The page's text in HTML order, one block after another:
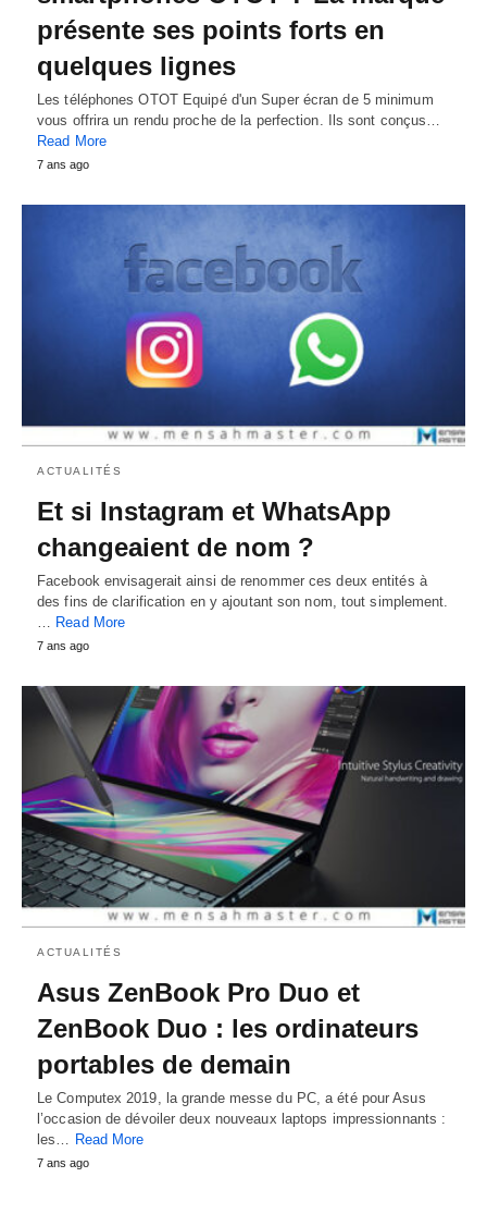
présente ses points forts en
quelques lignes
Les téléphones OTOT Equipé d'un Super écran de 5 minimum
vous offrira un rendu proche de la perfection. Ils sont conçus…
Read More
7 ans ago
ACTUALITÉS
Et si Instagram et WhatsApp
changeaient de nom ?
Facebook envisagerait ainsi de renommer ces deux entités à
des fins de clarification en y ajoutant son nom, tout simplement.
Read More
7 ans ago
ACTUALITÉS
Asus ZenBook Pro Duo et
ZenBook Duo : les ordinateurs
portables de demain
Le Computex 2019, la grande messe du PC, a été pour Asus
l’occasion de dévoiler deux nouveaux laptops impressionnants :
les… Read More
7 ans ago